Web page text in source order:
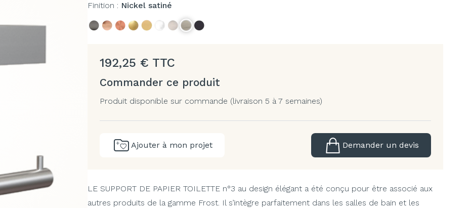
Finition : Nickel satiné
192,25 € TTC
Commander ce produit
Produit disponible sur commande (livraison 5 à 7 semaines)
Ajouter à mon projet Demander un devis
LE SUPPORT DE PAPIER TOILETTE n°3 au design élégant a été conçu pour être associé aux
autres produits de la gamme Frost. Il s’intègre parfaitement dans les salles de bain et les